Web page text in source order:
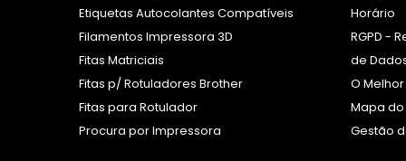
Etiquetas Autocolantes Compatíveis
Filamentos Impressora 3D
Fitas Matriciais
Fitas p/ Rotuladores Brother
Fitas para Rotulador
Procura por Impressora
Horário
RGPD -
de
O
Mapa do
Gestão